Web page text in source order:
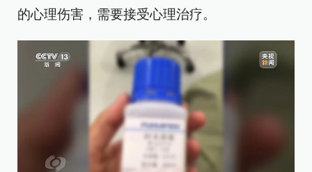
的心理伤害，需要接受心理治疗。